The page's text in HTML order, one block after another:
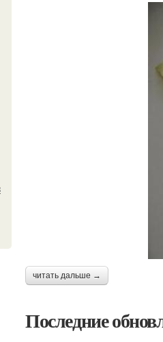
читать дальше →
Последние